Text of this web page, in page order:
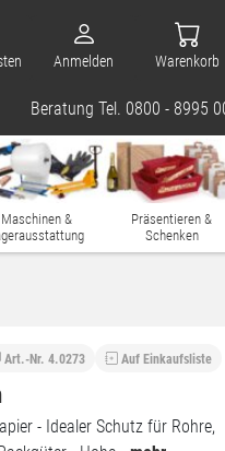
Anmelden Warenkorb
Beratung Tel. 0800 - 8995
Maschinen &
Präsentieren &
Schenken
Art.-Nr. 4.0273 Auf Einkaufsliste
- Idealer Schutz für Rohre,